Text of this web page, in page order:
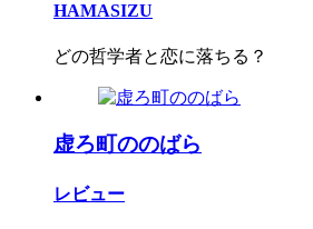
HAMASIZU
どの哲学者と恋に落ちる？
虚ろ町ののばら
レビュー